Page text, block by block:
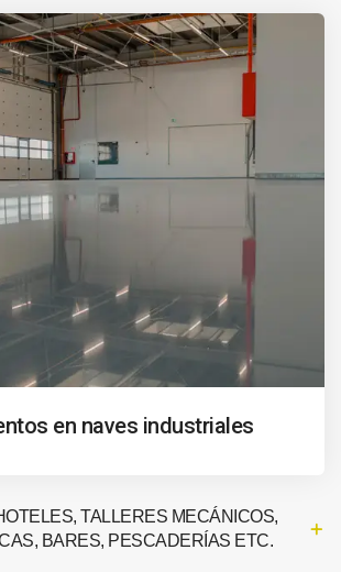
en naves industriales
TALLERES MECÁNICOS,
BARES, PESCADERÍAS ETC.